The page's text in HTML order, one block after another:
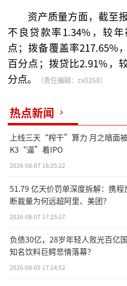
资产质量方面，截至
不良贷款率1.34%，较
点；拨备覆盖率217.65%
百分点；拨贷比2.91%，
分点。
（责任编辑：zx0268）
热点新闻
上线三天“榨干”算力 月之暗面
K3“逼”着IPO
2026-08-07 16:25:22
51.79 亿天价罚单深度拆解：携程
断裁量为何远超阿里、美团？
2026-08-07 17:25:27
负债30亿，28岁年轻人败光百亿国
知名饮料巨鳄悲情落幕？
2026-08-05 17:14:52